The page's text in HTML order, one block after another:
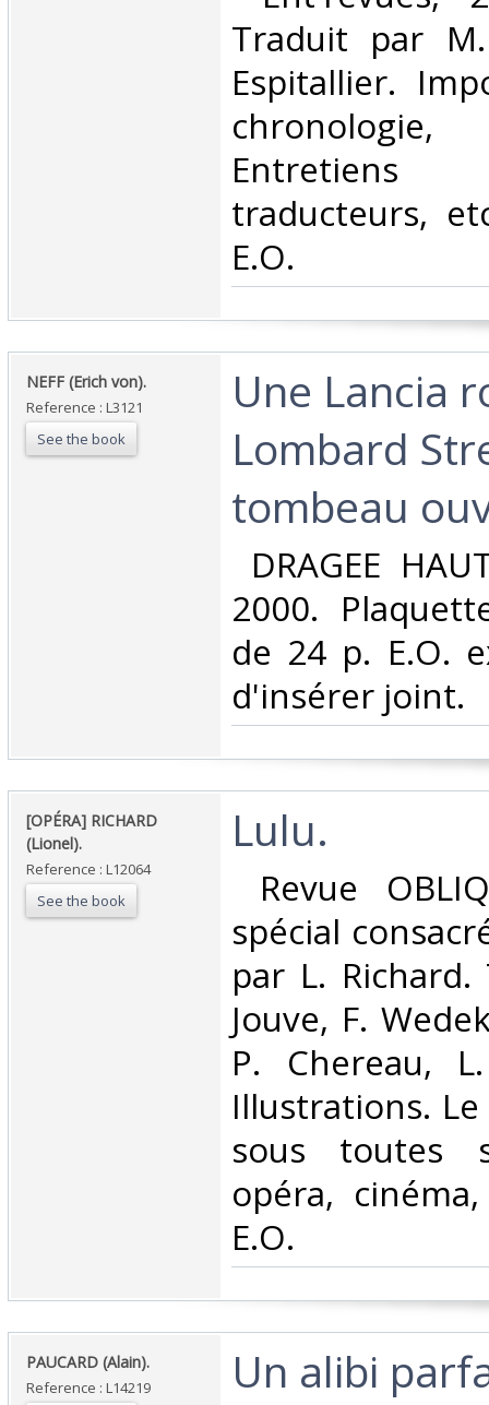
Traduit par
Espitallier.
chronologie,
traducteurs,
E.O.‎
‎NEFF (Erich von).‎
Reference : L3121
See the book
‎Une Lancia
Lombard
tombeau
DRAGEE
2000.
de 24 p. E.O.
d'insérer joint.‎
‎[OPÉRA] RICHARD
(Lionel).‎
Reference : L12064
See the book
‎Lulu.‎
Revue
spécial
par L. Richard.
Jouve, F.
P. Chereau,
Illustrations.
sous toutes
opéra,
E.O.‎
‎PAUCARD (Alain).‎
Reference : L14219
‎Un alibi